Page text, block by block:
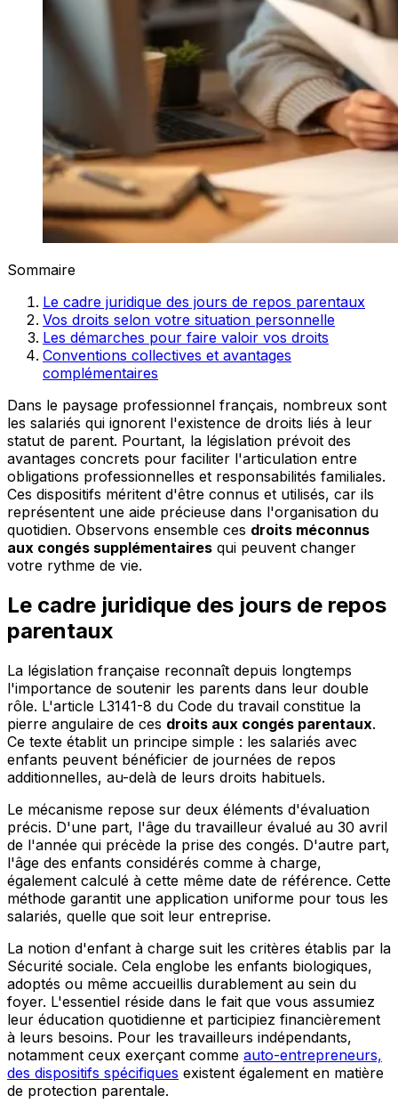
Sommaire
Le cadre juridique des jours de repos parentaux
Vos droits selon votre situation personnelle
Les démarches pour faire valoir vos droits
Conventions collectives et avantages
complémentaires
Dans le paysage professionnel français, nombreux sont
les salariés qui ignorent l'existence de droits liés à leur
statut de parent. Pourtant, la législation prévoit des
avantages concrets pour faciliter l'articulation entre
obligations professionnelles et responsabilités familiales.
Ces dispositifs méritent d'être connus et utilisés, car ils
représentent une aide précieuse dans l'organisation du
quotidien. Observons ensemble ces droits méconnus
aux congés supplémentaires qui peuvent changer
votre rythme de vie.
Le cadre juridique des jours de repos
parentaux
La législation française reconnaît depuis longtemps
l'importance de soutenir les parents dans leur double
rôle. L'article L3141-8 du Code du travail constitue la
pierre angulaire de ces droits aux congés parentaux.
Ce texte établit un principe simple : les salariés avec
enfants peuvent bénéficier de journées de repos
additionnelles, au-delà de leurs droits habituels.
Le mécanisme repose sur deux éléments d'évaluation
précis. D'une part, l'âge du travailleur évalué au 30 avril
de l'année qui précède la prise des congés. D'autre part,
l'âge des enfants considérés comme à charge,
également calculé à cette même date de référence. Cette
méthode garantit une application uniforme pour tous les
salariés, quelle que soit leur entreprise.
La notion d'enfant à charge suit les critères établis par la
Sécurité sociale. Cela englobe les enfants biologiques,
adoptés ou même accueillis durablement au sein du
foyer. L'essentiel réside dans le fait que vous assumiez
leur éducation quotidienne et participiez financièrement
à leurs besoins. Pour les travailleurs indépendants,
notamment ceux exerçant comme auto-entrepreneurs,
des dispositifs spécifiques existent également en matière
de protection parentale.